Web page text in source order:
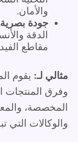
والأمان.
جودة
الدقة
مقاطع
مثالي لـ: يقوم
وفرق المنتجات
المخصصة،
والوكالات التي